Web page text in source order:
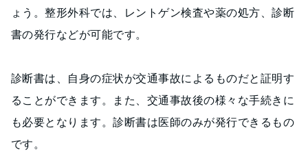
ょう。整形外科では、レントゲン検査や薬の処方、診断
書の発行などが可能です。
診断書は、自身の症状が交通事故によるものだと証明す
ることができます。また、交通事故後の様々な手続きに
も必要となります。診断書は医師のみが発行できるもの
です。